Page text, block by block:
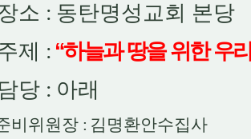
소 : 동탄명성교회 본당
제 : “하늘과 땅을 위한 우
담당 : 아래
비위원장 : 김명환안수집사